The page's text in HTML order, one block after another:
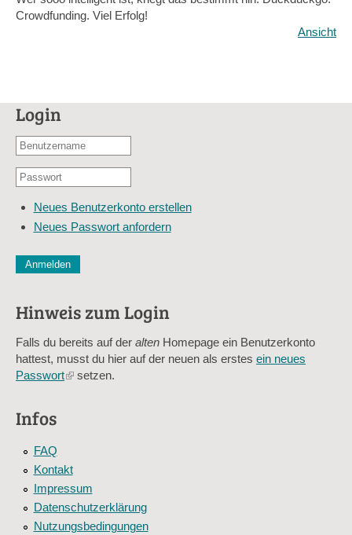
Crowdfunding. Viel Erfolg!
Ansicht
Login
Benutzername
E-
Adresse
Passwort
Neues Benutzerkonto erstellen
Neues Passwort anfordern
Diese Sicherheitsfrage überprüft, ob Sie ein menschlicher
Sag mir nicht, wie viele Sternlein stehen
Hinweis zum Login
Falls du bereits auf der alten Homepage ein Benutzerkonto
hattest, musst du hier auf der neuen als erstes ein neues
Passwort(linksetzen.
Infos
FAQ
Kontakt
Impressum
Datenschutzerklärung
Nutzungsbedingungen